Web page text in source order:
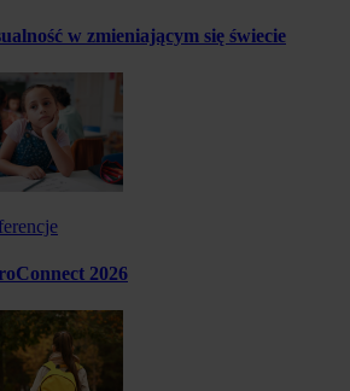
w zmieniającym się świecie
2026